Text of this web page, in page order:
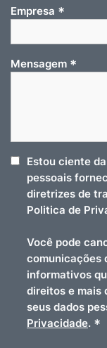
Empresa *
Mensagem *
Estou ciente
pessoais
diretrizes de
Politica de
Você pode
comunicações
informativos
direitos e mais
seus dados
Privacidade. *